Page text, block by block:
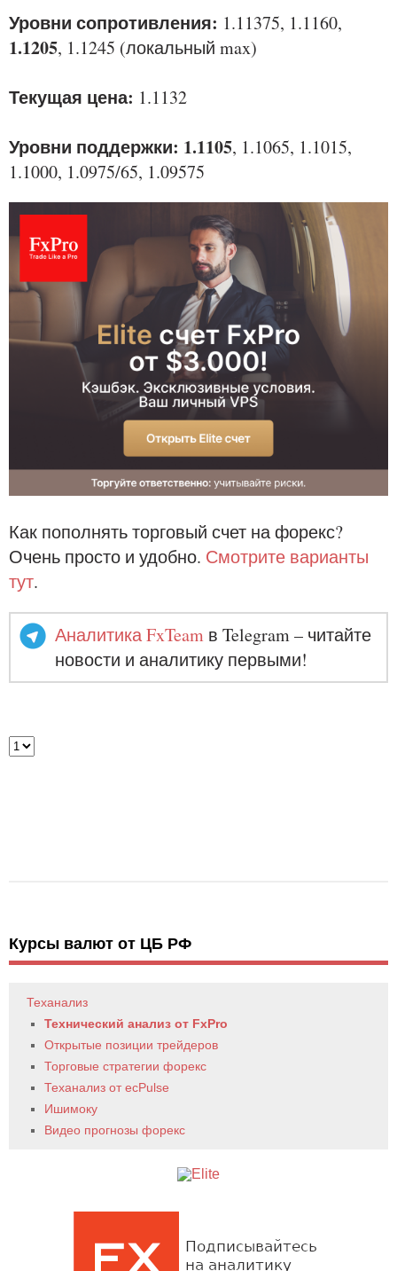
Уровни сопротивления: 1.11375, 1.1160,
1.1205, 1.1245 (локальный max)
Текущая цена: 1.1132
Уровни поддержки: 1.1105, 1.1065, 1.1015,
1.1000, 1.0975/65, 1.09575
Как пополнять торговый счет на форекс?
Очень просто и удобно. Смотрите варианты
тут.
Аналитика FxTeam в Telegram – читайте
новости и аналитику первыми!
Курсы валют от ЦБ РФ
Теханализ
Технический анализ от FxPro
Открытые позиции трейдеров
Торговые стратегии форекс
Теханализ от ecPulse
Ишимоку
Видео прогнозы форекс